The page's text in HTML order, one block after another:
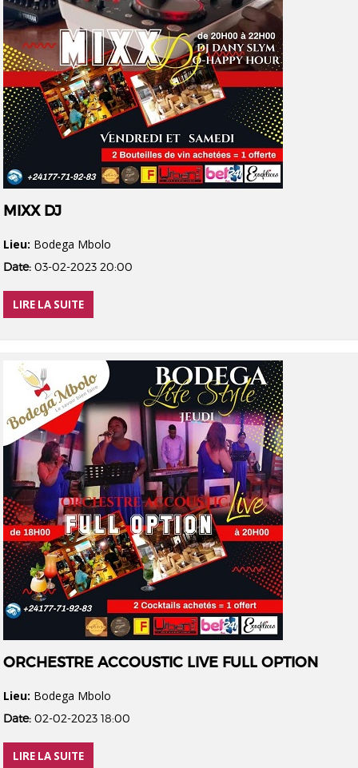
MIXX DJ
Lieu: Bodega Mbolo
Date: 03-02-2023 20:00
LIRE LA SUITE
ORCHESTRE ACCOUSTIC LIVE FULL OPTION
Lieu: Bodega Mbolo
Date: 02-02-2023 18:00
LIRE LA SUITE